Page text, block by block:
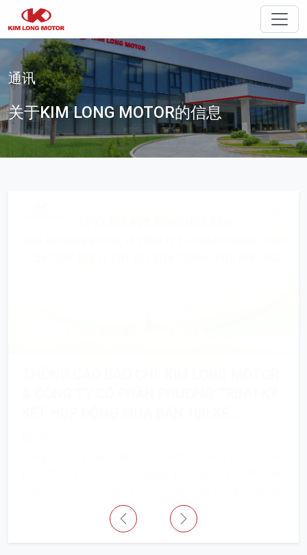
切换
通讯
关于KIM LONG MOTOR的信息
100 xe citybus điện thương hiệu KIMLONG
以前的
下一个